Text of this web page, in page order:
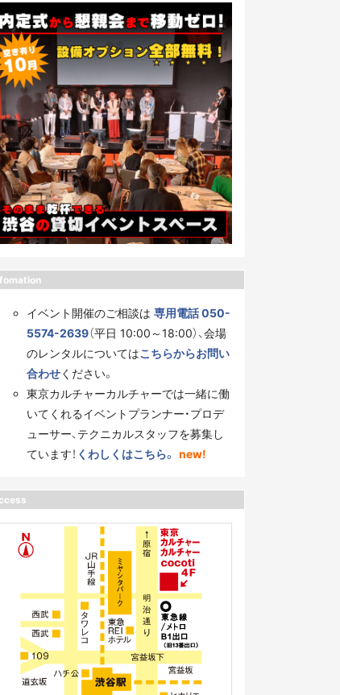
イベント開催のご相談は 専用電話 050-
5574-2639（平日 10:00～18:00）、会場
のレンタルについてはこちらからお問い
合わせください。
東京カルチャーカルチャーでは一緒に働
いてくれるイベントプランナー・プロデ
ューサー、テクニカルスタッフを募集し
ています！ くわしくはこちら。 new!